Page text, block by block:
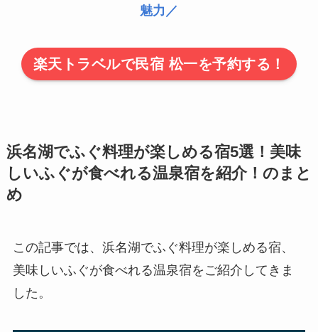
魅力／
楽天トラベルで民宿 松一を予約する！
浜名湖でふぐ料理が楽しめる宿5選！美味
しいふぐが食べれる温泉宿を紹介！のまと
め
この記事では、浜名湖でふぐ料理が楽しめる宿、
美味しいふぐが食べれる温泉宿をご紹介してきま
した。